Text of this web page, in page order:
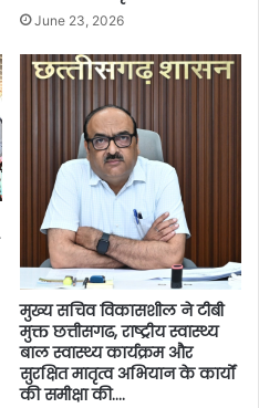
June 23, 2026
मुख्य सचिव विकासशील ने टीबी
मुक्त छत्तीसगढ, राष्ट्रीय स्वास्थ्य
बाल स्वास्थ्य कार्यक्रम और
सुरक्षित मातृत्व अभियान के कार्यों
की समीक्षा की….